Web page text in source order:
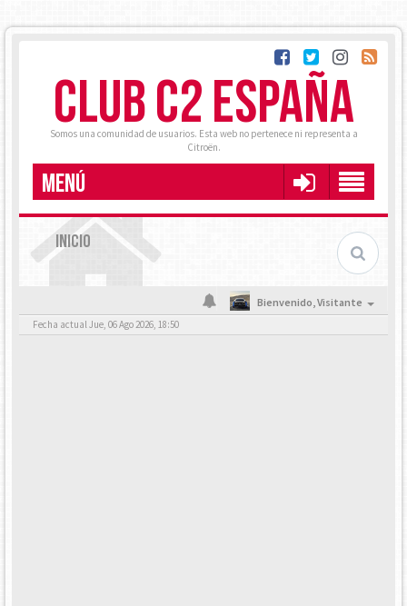
CLUB C2 ESPAÑA
Somos una comunidad de usuarios. Esta web no pertenece ni representa a
Citroën.
MENÚ
INICIO
Bienvenido,Visitante
Fecha actual Jue, 06 Ago 2026, 18:50